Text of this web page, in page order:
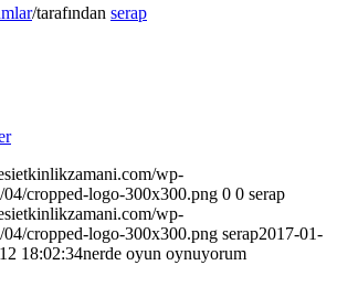
/tarafından serap
wp-
04/cropped-logo-300x300.png 0 0 serap
wp-
04/cropped-logo-300x300.png serap2017-01-
18:02:34nerde oyun oynuyorum